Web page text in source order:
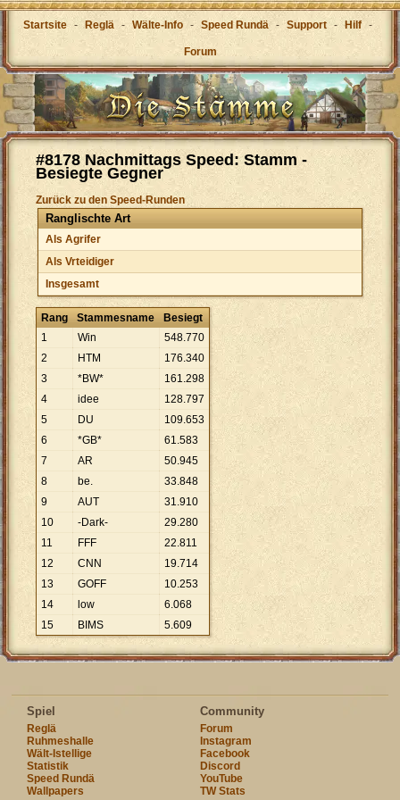
Startsite - Reglä - Wälte-Info - Speed Rundä - Support - Hilf -
Forum
#8178 Nachmittags Speed: Stamm -
Besiegte Gegner
Zurück zu den Speed-Runden
Ranglischte Art
Als Agrifer
Als Vrteidiger
Insgesamt
Rang Stammesname
Besiegt
1
Win 548.770
2
HTM 176.340
3
*BW* 161.298
4
idee 128.797
5
DU 109.653
6
*GB* 61.583
7
AR 50.945
8
be. 33.848
9
AUT 31.910
10
-Dark- 29.280
11
FFF 22.811
12
CNN 19.714
13
GOFF 10.253
14
low 6.068
15
BIMS 5.609
Spiel
Reglä
Ruhmeshalle
Wält-Istellige
Statistik
Speed Rundä
Wallpapers
Community
Forum
Instagram
Facebook
Discord
YouTube
TW Stats